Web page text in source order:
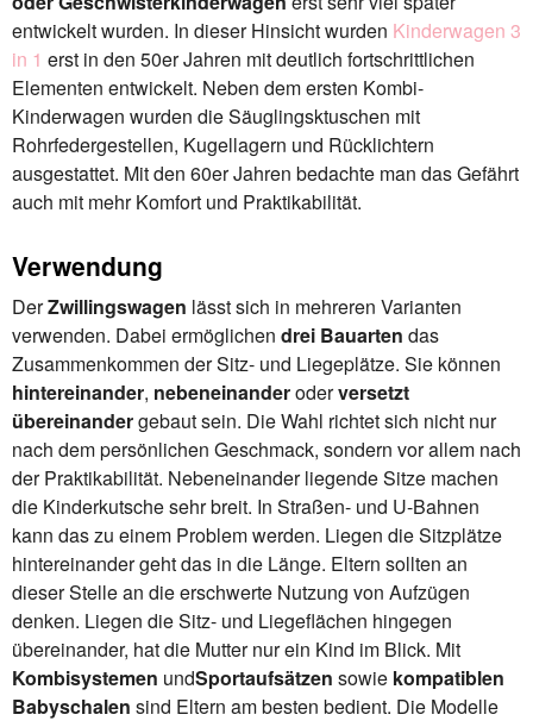
entwickelt wurden. In dieser Hinsicht wurden Kinderwagen 3
in 1 erst in den 50er Jahren mit deutlich fortschrittlichen
Elementen entwickelt. Neben dem ersten Kombi-
Kinderwagen wurden die Säuglingsktuschen mit
Rohrfedergestellen, Kugellagern und Rücklichtern
ausgestattet. Mit den 60er Jahren bedachte man das Gefährt
auch mit mehr Komfort und Praktikabilität.
Verwendung
DerZwillingswagen lässt sich in mehreren Varianten
verwenden. Dabei ermöglichen drei Bauarten das
Zusammenkommen der Sitz- und Liegeplätze. Sie können
hintereinander, nebeneinanderoderversetzt
übereinandergebaut sein. Die Wahl richtet sich nicht nur
nach dem persönlichen Geschmack, sondern vor allem nach
der Praktikabilität. Nebeneinander liegende Sitze machen
die Kinderkutsche sehr breit. In Straßen- und U-Bahnen
kann das zu einem Problem werden. Liegen die Sitzplätze
hintereinander geht das in die Länge. Eltern sollten an
dieser Stelle an die erschwerte Nutzung von Aufzügen
denken. Liegen die Sitz- und Liegeflächen hingegen
übereinander, hat die Mutter nur ein Kind im Blick. Mit
Kombisystemen undSportaufsätzen sowie kompatiblen
Babyschalen sind Eltern am besten bedient. Die Modelle